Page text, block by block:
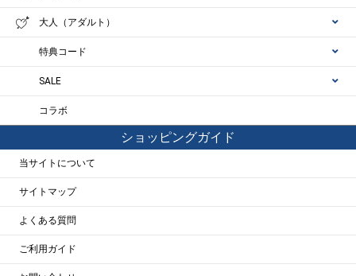
大人（アダルト）
特典コード
SALE
コラボ
ショッピングガイド
当サイトについて
サイトマップ
よくある質問
ご利用ガイド